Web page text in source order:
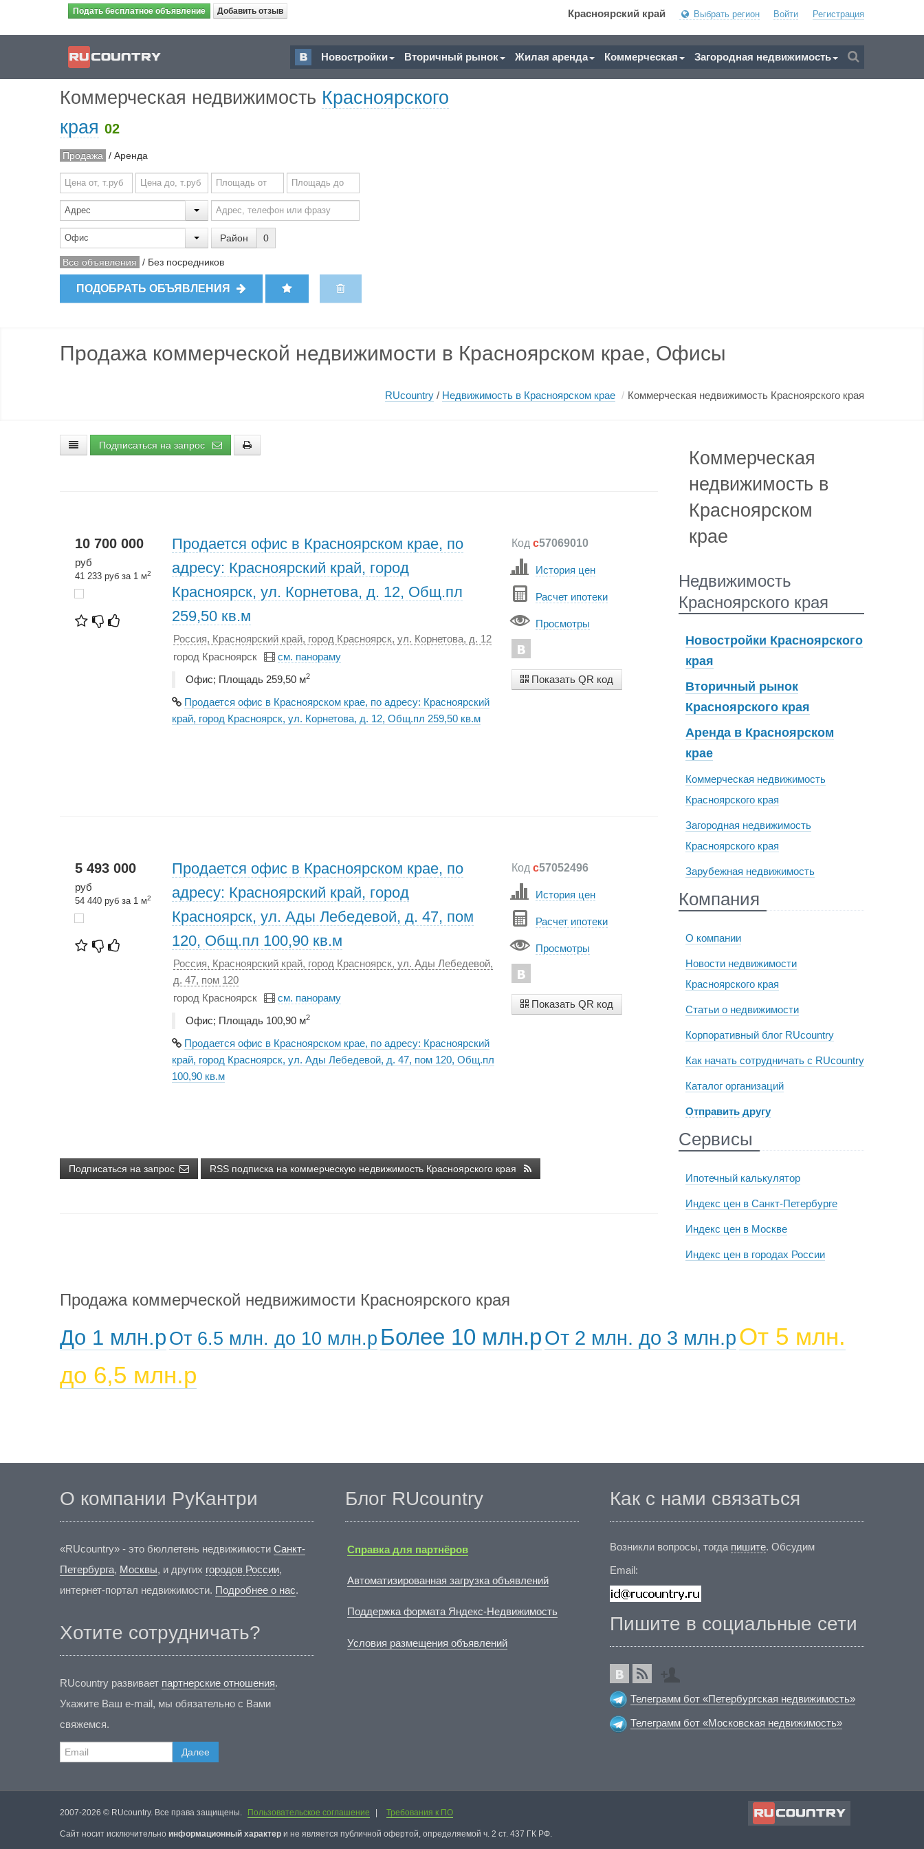
Подать бесплатное объявление Добавить отзыв Красноярский край Выбрать регион Войти Регистрация
Новостройки Вторичный рынок Жилая аренда Коммерческая Загородная недвижимость
Коммерческая недвижимость Красноярского
края 02
Продажа / Аренда
Район 0
Все объявления / Без посредников
ПОДОБРАТЬ ОБЪЯВЛЕНИЯ
Продажа коммерческой недвижимости в Красноярском крае, Офисы
RUcountry / Недвижимость в Красноярском крае / Коммерческая недвижимость Красноярского края
Подписаться на запрос
10 700 000
руб
41 233 руб за 1 м2
Продается офис в Красноярском крае, по
адресу: Красноярский край, город
Красноярск, ул. Корнетова, д. 12, Общ.пл
259,50 кв.м
Россия, Красноярский край, город Красноярск, ул. Корнетова, д. 12
город Красноярск
см. панораму
Офис; Площадь 259,50 м2
Продается офис в Красноярском крае, по адресу: Красноярский
край, город Красноярск, ул. Корнетова, д. 12, Общ.пл 259,50 кв.м
Кодc57069010
История цен
Расчет ипотеки
Просмотры
Показать QR код
5 493 000
руб
54 440 руб за 1 м2
Продается офис в Красноярском крае, по
адресу: Красноярский край, город
Красноярск, ул. Ады Лебедевой, д. 47, пом
120, Общ.пл 100,90 кв.м
Россия, Красноярский край, город Красноярск, ул. Ады Лебедевой,
д. 47, пом 120
город Красноярск
см. панораму
Офис; Площадь 100,90 м2
Продается офис в Красноярском крае, по адресу: Красноярский
край, город Красноярск, ул. Ады Лебедевой, д. 47, пом 120, Общ.пл
100,90 кв.м
Кодc57052496
История цен
Расчет ипотеки
Просмотры
Показать QR код
Подписаться на запрос RSS подписка на коммерческую недвижимость Красноярского края
Коммерческая
недвижимость в
Красноярском
крае
Недвижимость
Красноярского края
Новостройки Красноярского
края
Вторичный рынок
Красноярского края
Аренда в Красноярском
крае
Коммерческая недвижимость
Красноярского края
Загородная недвижимость
Красноярского края
Зарубежная недвижимость
Компания
О компании
Новости недвижимости
Красноярского края
Статьи о недвижимости
Корпоративный блог RUcountry
Как начать сотрудничать с RUcountry
Каталог организаций
Отправить другу
Сервисы
Ипотечный калькулятор
Индекс цен в Санкт-Петербурге
Индекс цен в Москве
Индекс цен в городах России
Продажа коммерческой недвижимости Красноярского края
До 1 млн.р От 6.5 млн. до 10 млн.р Более 10 млн.рОт 2 млн. до 3 млн.рОт 5 млн.
до 6,5 млн.р
О компании РуКантри
«RUcountry» - это бюллетень недвижимости Санкт-
Петербурга, Москвы, и других городов России,
интернет-портал недвижимости. Подробнее о нас.
Хотите сотрудничать?
RUcountry развивает партнерские отношения.
Укажите Ваш e-mail, мы обязательно с Вами
свяжемся.
Далее
Блог RUcountry
Справка для партнёров
Автоматизированная загрузка объявлений
Поддержка формата Яндекс-Недвижимость
Условия размещения объявлений
Как с нами связаться
Возникли вопросы, тогда пишите. Обсудим
Email:
Пишите в социальные сети
Телеграмм бот «Петербургская недвижимость»
Телеграмм бот «Московская недвижимость»
2007-2026 © RUcountry. Все права защищены. Пользовательское соглашение Требования к ПО
Cайт носит исключительно информационный характер и не является публичной офертой, определяемой ч. 2 ст. 437 ГК РФ.